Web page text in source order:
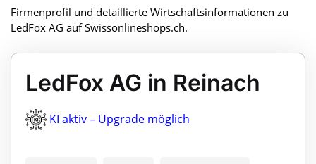
Firmenprofil und detaillierte Wirtschaftsinformationen zu
LedFox AG auf Swissonlineshops.ch.
LedFox AG in Reinach
KI aktiv – Upgrade möglich